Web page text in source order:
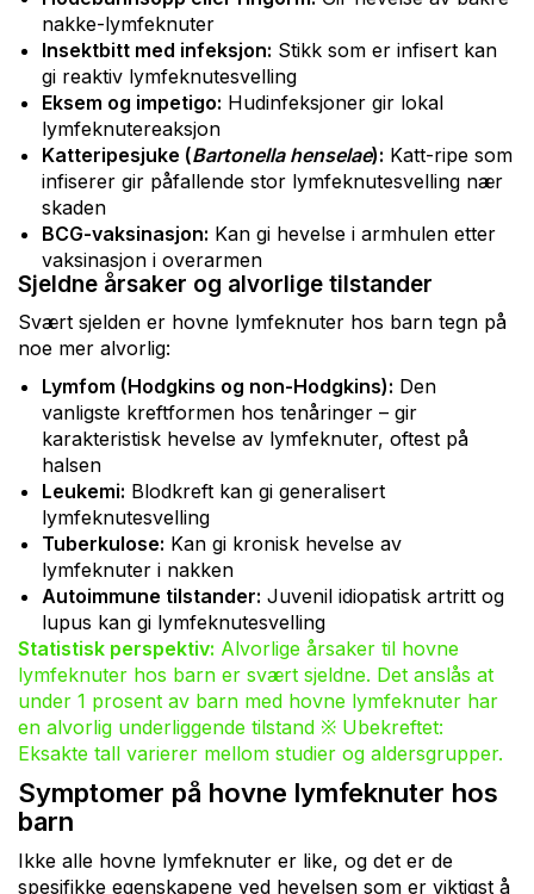
nakke-lymfeknuter
Insektbitt med infeksjon: Stikk som er infisert kan
gi reaktiv lymfeknutesvelling
Eksem og impetigo: Hudinfeksjoner gir lokal
lymfeknutereaksjon
Katteripesjuke (Bartonella henselae): Katt-ripe som
infiserer gir påfallende stor lymfeknutesvelling nær
skaden
BCG-vaksinasjon: Kan gi hevelse i armhulen etter
vaksinasjon i overarmen
Sjeldne årsaker og alvorlige tilstander
Svært sjelden er hovne lymfeknuter hos barn tegn på
noe mer alvorlig:
Lymfom (Hodgkins og non-Hodgkins): Den
vanligste kreftformen hos tenåringer – gir
karakteristisk hevelse av lymfeknuter, oftest på
halsen
Leukemi: Blodkreft kan gi generalisert
lymfeknutesvelling
Tuberkulose: Kan gi kronisk hevelse av
lymfeknuter i nakken
Autoimmune tilstander: Juvenil idiopatisk artritt og
lupus kan gi lymfeknutesvelling
Statistisk perspektiv: Alvorlige årsaker til hovne
lymfeknuter hos barn er svært sjeldne. Det anslås at
under 1 prosent av barn med hovne lymfeknuter har
en alvorlig underliggende tilstand ※ Ubekreftet:
Eksakte tall varierer mellom studier og aldersgrupper.
Symptomer på hovne lymfeknuter hos
barn
Ikke alle hovne lymfeknuter er like, og det er de
spesifikke egenskapene ved hevelsen som er viktigst å